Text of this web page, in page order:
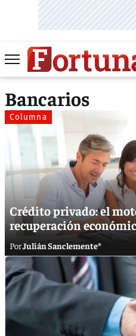
Bancarios
Columna
Crédito privado: el
recuperación
Julián Sanclemente*